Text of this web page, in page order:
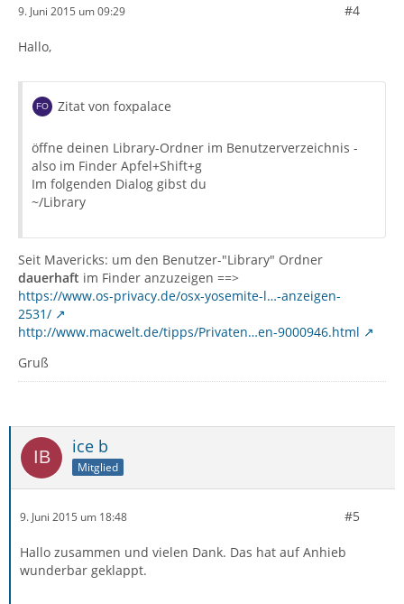
9. Juni 2015 um 09:29 #4
Hallo,
Zitat von foxpalace
öffne deinen Library-Ordner im Benutzerverzeichnis -
also im Finder Apfel+Shift+g
Im folgenden Dialog gibst du
~/Library
Seit Mavericks: um den Benutzer-"Library" Ordner
dauerhaft im Finder anzuzeigen ==>
https://www.os-privacy.de/osx-yosemite-l…-anzeigen-
2531/
http://www.macwelt.de/tipps/Privaten…en-9000946.html
Gruß
ice b
Mitglied
9. Juni 2015 um 18:48 #5
Hallo zusammen und vielen Dank. Das hat auf Anhieb
wunderbar geklappt.